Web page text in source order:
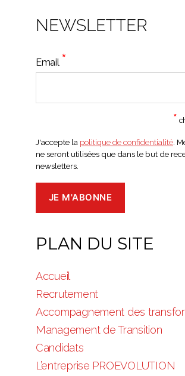
NEWSLETTER
Email *
*
J'accepte la politique de confidentialité .
ne seront utilisées que dans le but de
newsletters.
PLAN DU SITE
Accueil
Recrutement
Accompagnement des
Management de Transition
Candidats
L’entreprise PROEVOLUTION